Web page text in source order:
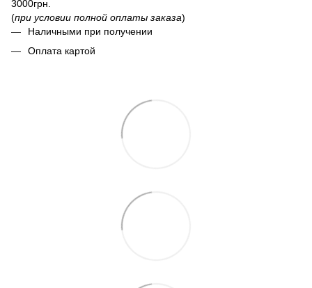
3000грн.
(при условии полной оплаты заказа)
Наличными при получении
Оплата картой